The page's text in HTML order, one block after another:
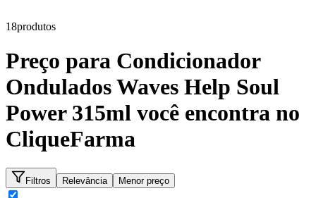
18produtos
Preço para Condicionador
Ondulados Waves Help Soul
Power 315ml você encontra no
CliqueFarma
Filtros Relevância Menor preço